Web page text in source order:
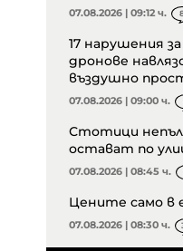
07.08.2026 | 09:12 ч.
17 нарушения за
дронове
въздушно
07.08.2026 | 09:00 ч.
Стотици
остават по
07.08.2026 | 08:45 ч.
Цените само в
07.08.2026 | 08:30 ч.